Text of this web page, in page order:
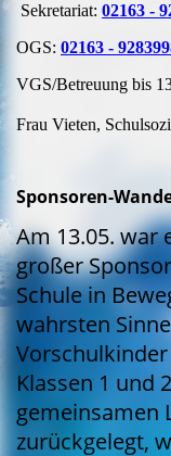
Sekretariat: 02163 -
OGS: 02163 -
VGS/Betreuung bis
Frau Vieten,
Sponsoren-
Am 13.05. war
großer
Schule in
wahrsten
Klassen 1 und
gemeinsamen
zurückgelegt,